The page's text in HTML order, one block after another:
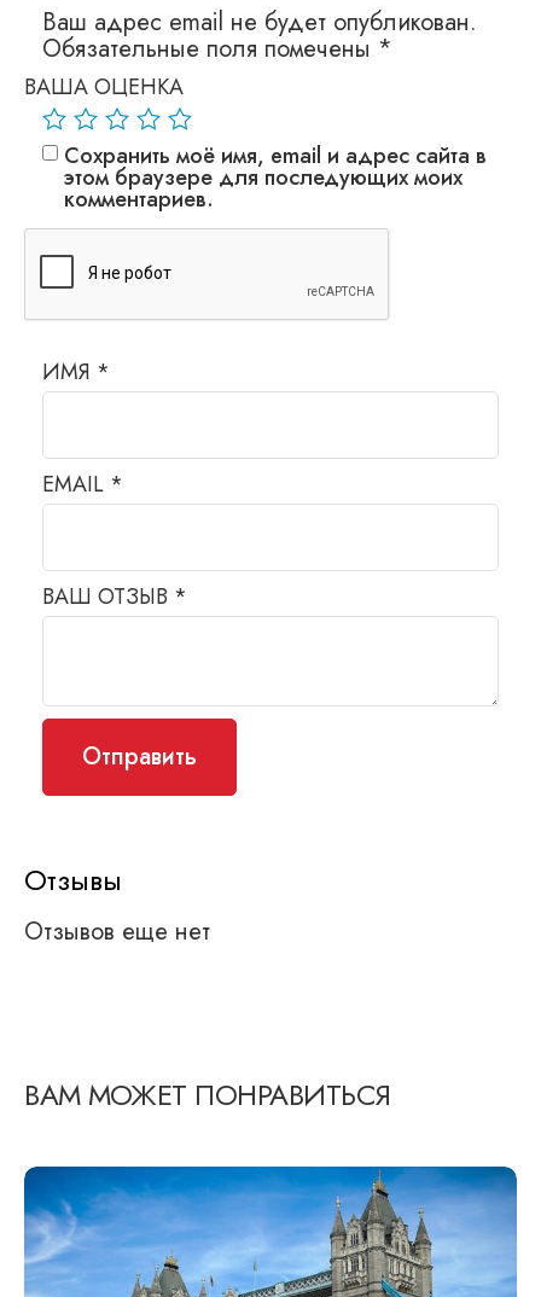
Отзывы
Отзывов еще нет
Ваш адрес email не будет опубликован.
Обязательные поля помечены *
ВАША ОЦЕНКА
ВАШ ОТЗЫВ *
ИМЯ *
EMAIL *
Сохранить моё имя, email и адрес сайта в
этом браузере для последующих моих
комментариев.
ВАМ МОЖЕТ ПОНРАВИТЬСЯ